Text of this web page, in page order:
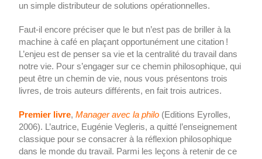
un simple distributeur de solutions opérationnelles.
Faut-il encore préciser que le but n’est pas de briller à la
machine à café en plaçant opportunément une citation !
L’enjeu est de penser sa vie et la centralité du travail dans
notre vie. Pour s’engager sur ce chemin philosophique, qui
peut être un chemin de vie, nous vous présentons trois
livres, de trois auteurs différents, en fait trois autrices.
Premier livre,Manager avec la philo (Editions Eyrolles,
2006). L’autrice, Eugénie Vegleris, a quitté l’enseignement
classique pour se consacrer à la réflexion philosophique
dans le monde du travail. Parmi les leçons à retenir de ce